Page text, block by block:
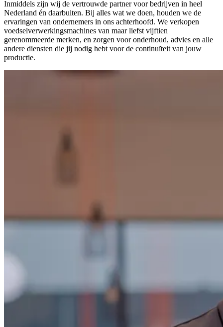
Inmiddels zijn wij de vertrouwde partner voor bedrijven in heel
Nederland én daarbuiten. Bij alles wat we doen, houden we de
ervaringen van ondernemers in ons achterhoofd. We verkopen
voedselverwerkingsmachines van maar liefst vijftien
gerenommeerde merken, en zorgen voor onderhoud, advies en alle
andere diensten die jij nodig hebt voor de continuïteit van jouw
productie.